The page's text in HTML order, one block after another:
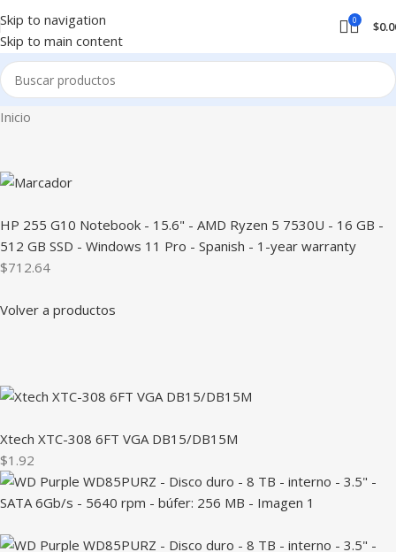
Skip to navigation
Skip to main content
0 $
Inicio
HP 255 G10 Notebook - 15.6" - AMD Ryzen 5 7530U - 16 GB -
512 GB SSD - Windows 11 Pro - Spanish - 1-year warranty
$712.64
Volver a productos
Xtech XTC-308 6FT VGA DB15/DB15M
$1.92